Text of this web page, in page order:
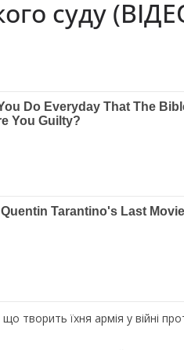
суду
творить їхня армія у війні